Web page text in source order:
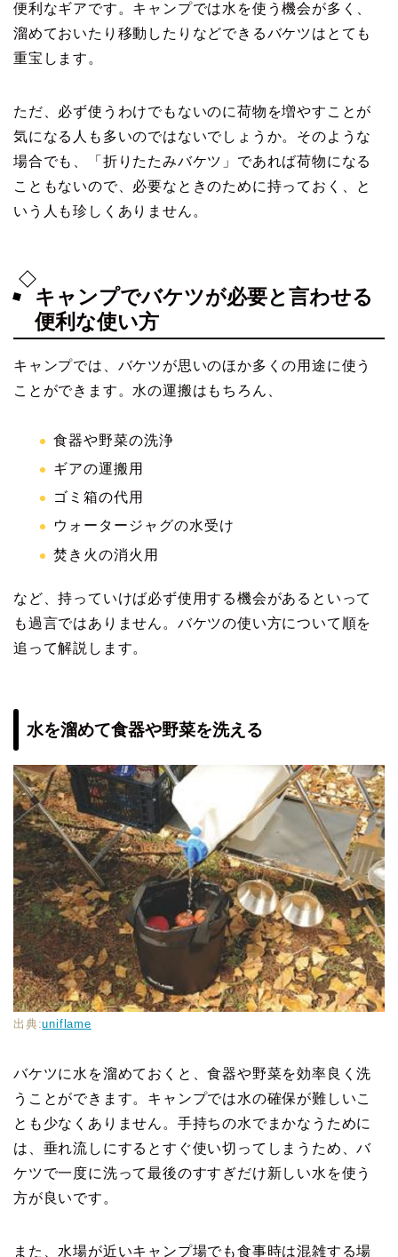
便利なギアです。キャンプでは水を使う機会が多く、
溜めておいたり移動したりなどできるバケツはとても
重宝します。
ただ、必ず使うわけでもないのに荷物を増やすことが
気になる人も多いのではないでしょうか。そのような
場合でも、「折りたたみバケツ」であれば荷物になる
こともないので、必要なときのために持っておく、と
いう人も珍しくありません。
キャンプでバケツが必要と言わせる
便利な使い方
キャンプでは、バケツが思いのほか多くの用途に使う
ことができます。水の運搬はもちろん、
食器や野菜の洗浄
ギアの運搬用
ゴミ箱の代用
ウォータージャグの水受け
焚き火の消火用
など、持っていけば必ず使用する機会があるといって
も過言ではありません。バケツの使い方について順を
追って解説します。
水を溜めて食器や野菜を洗える
出典:uniflame
バケツに水を溜めておくと、食器や野菜を効率良く洗
うことができます。キャンプでは水の確保が難しいこ
とも少なくありません。手持ちの水でまかなうために
は、垂れ流しにするとすぐ使い切ってしまうため、バ
ケツで一度に洗って最後のすすぎだけ新しい水を使う
方が良いです。
また、水場が近いキャンプ場でも食事時は混雑する場